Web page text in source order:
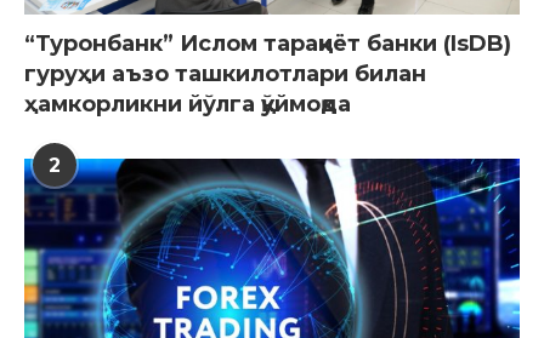
“Туронбанк” Ислом тараққиёт банки (IsDB)
гуруҳи аъзо ташкилотлари билан
ҳамкорликни йўлга қўймоқда
2